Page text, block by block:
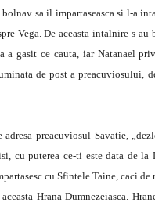
bolnav sa il impartaseasca si l-a
Vega. De aceasta intalnire s-au
a gasit ce cauta, iar Natanael
de post a preacuviosului,
adresa preacuviosul Savatie,
cu puterea ce-ti este data de la
cu Sfintele Taine, caci de
Hrana Dumnezeiasca.